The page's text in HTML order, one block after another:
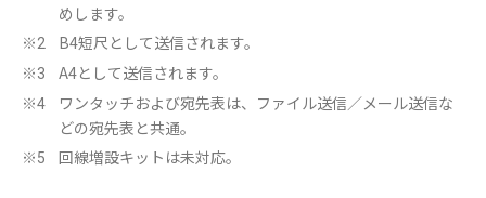
めします。
※2 B4短尺として送信されます。
※3 A4として送信されます。
※4
ワンタッチおよび宛先表は、ファイル送信／メール送信な
どの宛先表と共通。
※5 回線増設キットは未対応。